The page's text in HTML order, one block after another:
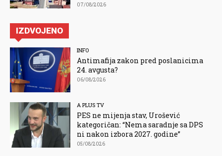
07/08/2026
IZDVOJENO
INFO
Antimafija zakon pred poslanicima
24. avgusta?
06/08/2026
A PLUS TV
PES ne mijenja stav, Urošević
kategoričan: “Nema saradnje sa DPS
ni nakon izbora 2027. godine”
05/08/2026